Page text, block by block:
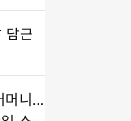
담근
머니…